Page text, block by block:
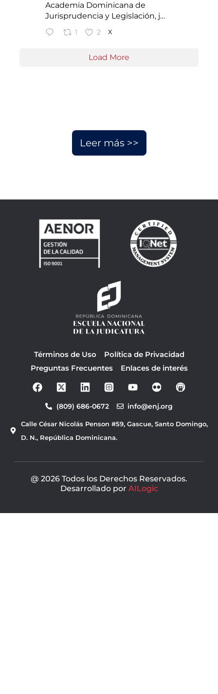
Academia Dominicana de
Jurisprudencia y Legislación, j…
1 2 X
Load More
Leer más >>
Términos de Uso
Política de Privacidad
Preguntas Frecuentes
Enlaces de interés
F
a
b
o
o
o
t
b
(809) 686-0672 info@enj.org
Calle César Nicolás Penson #59, Gascue, Santo Domingo,
D. N., República Dominicana.
@ 2026 Todos los Derechos Reservados.
Desarrollado por AILogic